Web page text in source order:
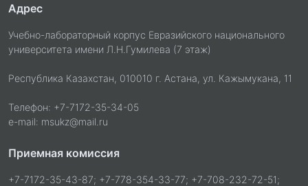
Адрес
Учебно-лабораторный корпус Евразийского национального
университета имени Л.Н.Гумилева (7 этаж)
Республика Казахстан, 010010 г. Астана, ул. Кажымукана, 11
Телефон: +7-7172-35-34-05
e-mail: msukz@mail.ru
Приемная комиссия
+7-7172-35-43-87; +7-778-354-33-77; +7-708-232-72-51;